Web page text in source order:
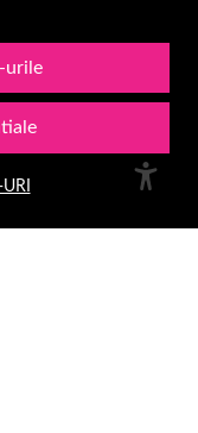
urile